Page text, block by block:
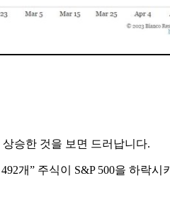
승한 것을 보면 드러납니다.
개” 주식이 S&P 500을 하락시